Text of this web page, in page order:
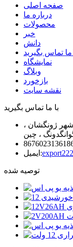
صفحه اصلی
درباره ما
محصولات
خبر
دانش
ما تماس بگیرید
نمایشگاه
وبلاگ
بازخورد
نقشه سایت
با ما تماس بگیرید
ژونگشان ،
، چین
ایمیل:
توصیه شده